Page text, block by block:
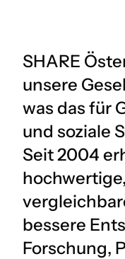
SHARE
unsere
was das für
und soziale
Seit 2004
bessere
Forschung,